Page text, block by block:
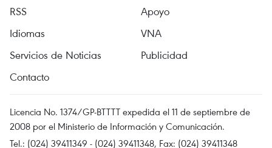
RSS
Apoyo
Idiomas
VNA
Servicios de Noticias
Publicidad
Contacto
Licencia No. 1374/GP-BTTTT expedida el 11 de septiembre de
2008 por el Ministerio de Información y Comunicación.
Tel.: (024) 39411349 - (024) 39411348, Fax: (024) 39411348